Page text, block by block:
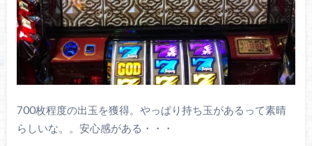
700枚程度の出玉を獲得。やっぱり持ち玉があるって素晴
らしいな。。安心感がある・・・